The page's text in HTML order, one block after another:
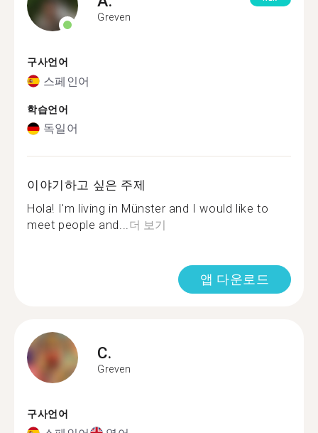
Greven
구사언어
스페인어
학습언어
독일어
이야기하고 싶은 주제
Hola! I'm living in Münster and I would like to
meet people and...더 보기
앱 다운로드
C.
Greven
구사언어